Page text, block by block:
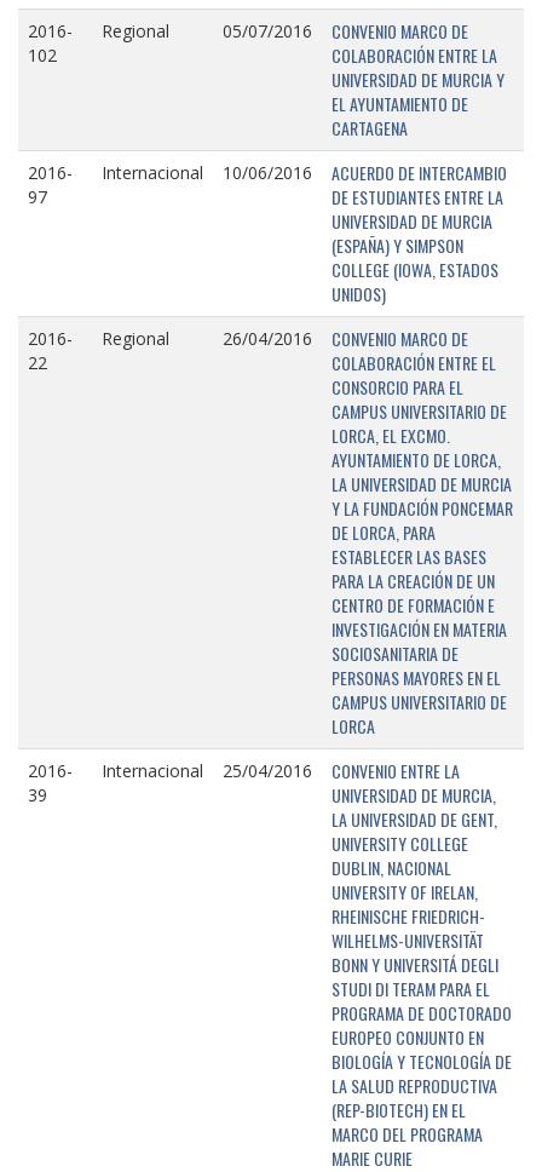
2016-
102
Regional 05/07/2016
CONVENIO MARCO DE
COLABORACIÓN ENTRE LA
UNIVERSIDAD DE MURCIA Y
EL AYUNTAMIENTO DE
CARTAGENA
2016-
97
Internacional 10/06/2016
ACUERDO DE INTERCAMBIO
DE ESTUDIANTES ENTRE LA
UNIVERSIDAD DE MURCIA
(ESPAÑA) Y SIMPSON
COLLEGE (IOWA, ESTADOS
UNIDOS)
2016-
22
Regional 26/04/2016
CONVENIO MARCO DE
COLABORACIÓN ENTRE EL
CONSORCIO PARA EL
CAMPUS UNIVERSITARIO DE
LORCA, EL EXCMO.
AYUNTAMIENTO DE LORCA,
LA UNIVERSIDAD DE MURCIA
Y LA FUNDACIÓN PONCEMAR
DE LORCA, PARA
ESTABLECER LAS BASES
PARA LA CREACIÓN DE UN
CENTRO DE FORMACIÓN E
INVESTIGACIÓN EN MATERIA
SOCIOSANITARIA DE
PERSONAS MAYORES EN EL
CAMPUS UNIVERSITARIO DE
LORCA
2016-
39
Internacional 25/04/2016
CONVENIO ENTRE LA
UNIVERSIDAD DE MURCIA,
LA UNIVERSIDAD DE GENT,
UNIVERSITY COLLEGE
DUBLIN, NACIONAL
UNIVERSITY OF IRELAN,
RHEINISCHE FRIEDRICH-
WILHELMS-UNIVERSITÄT
BONN Y UNIVERSITÁ DEGLI
STUDI DI TERAM PARA EL
PROGRAMA DE DOCTORADO
EUROPEO CONJUNTO EN
BIOLOGÍA Y TECNOLOGÍA DE
LA SALUD REPRODUCTIVA
(REP-BIOTECH) EN EL
MARCO DEL PROGRAMA
MARIE CURIE